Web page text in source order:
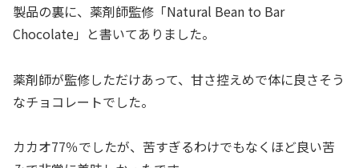
製品の裏に、薬剤師監修「Natural Bean to Bar
Chocolate」と書いてありました。
薬剤師が監修しただけあって、甘さ控えめで体に良さそう
なチョコレートでした。
カカオ77％でしたが、苦すぎるわけでもなくほど良い苦